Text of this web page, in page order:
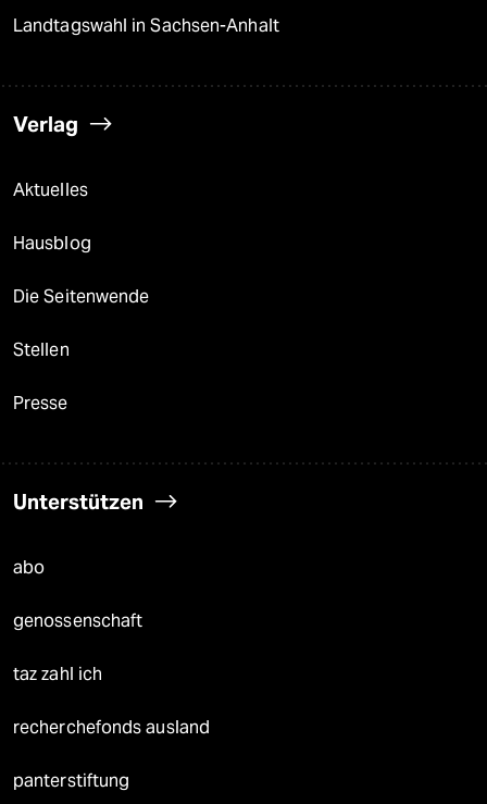
Landtagswahl in Sachsen-Anhalt
Verlag
Aktuelles
Hausblog
Die Seitenwende
Stellen
Presse
Unterstützen
abo
genossenschaft
taz zahl ich
recherchefonds ausland
panterstiftung